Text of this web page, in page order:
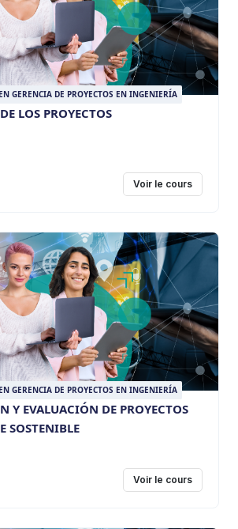
GERENCIA DE PROYECTOS EN INGENIERÍA
LOS PROYECTOS
Voir le cours
GERENCIA DE PROYECTOS EN INGENIERÍA
Y EVALUACIÓN DE PROYECTOS
SOSTENIBLE
Voir le cours